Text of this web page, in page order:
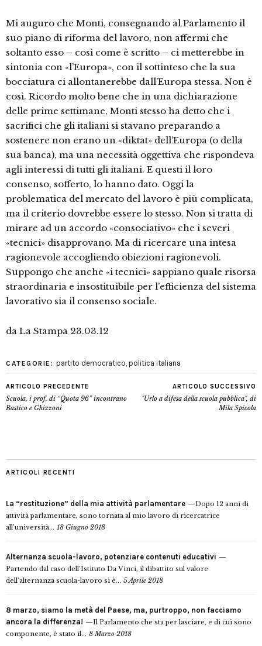
Mi auguro che Monti, consegnando al Parlamento il
suo piano di riforma del lavoro, non affermi che
soltanto esso – così come è scritto – ci metterebbe in
sintonia con «l’Europa», con il sottinteso che la sua
bocciatura ci allontanerebbe dall’Europa stessa. Non è
così. Ricordo molto bene che in una dichiarazione
delle prime settimane, Monti stesso ha detto che i
sacrifici che gli italiani si stavano preparando a
sostenere non erano un «diktat» dell’Europa (o della
sua banca), ma una necessità oggettiva che rispondeva
agli interessi di tutti gli italiani. E questi il loro
consenso, sofferto, lo hanno dato. Oggi la
problematica del mercato del lavoro è più complicata,
ma il criterio dovrebbe essere lo stesso. Non si tratta di
mirare ad un accordo «consociativo» che i severi
«tecnici» disapprovano. Ma di ricercare una intesa
ragionevole accogliendo obiezioni ragionevoli.
Suppongo che anche «i tecnici» sappiano quale risorsa
straordinaria e insostituibile per l’efficienza del sistema
lavorativo sia il consenso sociale.
da La Stampa 23.03.12
CATEGORIE: partito democratico, politica italiana
ARTICOLO PRECEDENTE
Scuola, i prof. di “Quota 96” incontrano
Bastico e Ghizzoni
ARTICOLO SUCCESSIVO
"Urlo a difesa della scuola pubblica", di
Mila Spicola
ARTICOLI RECENTI
La “restituzione” della mia attività parlamentare
Dopo 12 anni di
attività parlamentare, sono tornata al mio lavoro di ricercatrice
all’università... 18 Giugno 2018
Alternanza scuola-lavoro, potenziare contenuti educativi
Partendo dal caso dell’Istituto Da Vinci, il dibattito sul valore
dell’alternanza scuola-lavoro si è... 5 Aprile 2018
8 marzo, siamo la metà del Paese, ma, purtroppo, non facciamo
ancora la differenza!
Il Parlamento che sta per lasciare, e di cui sono
componente, è stato il... 8 Marzo 2018